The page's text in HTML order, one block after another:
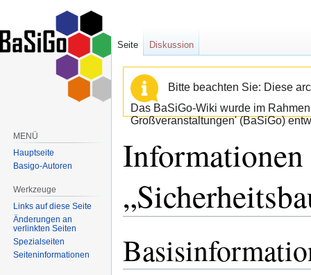
Bitte beachten Sie: Diese
Das BaSiGo-Wiki wurde im
Großveranstaltungen' (BaSiGo)
Informationen
Navigation
springen
Suche
springen
Seite Diskussion
MENÜ
Hauptseite
Basigo-Autoren
Werkzeuge
Links auf diese Seite
Änderungen an
verlinkten Seiten
Spezialseiten
Seiten­informationen